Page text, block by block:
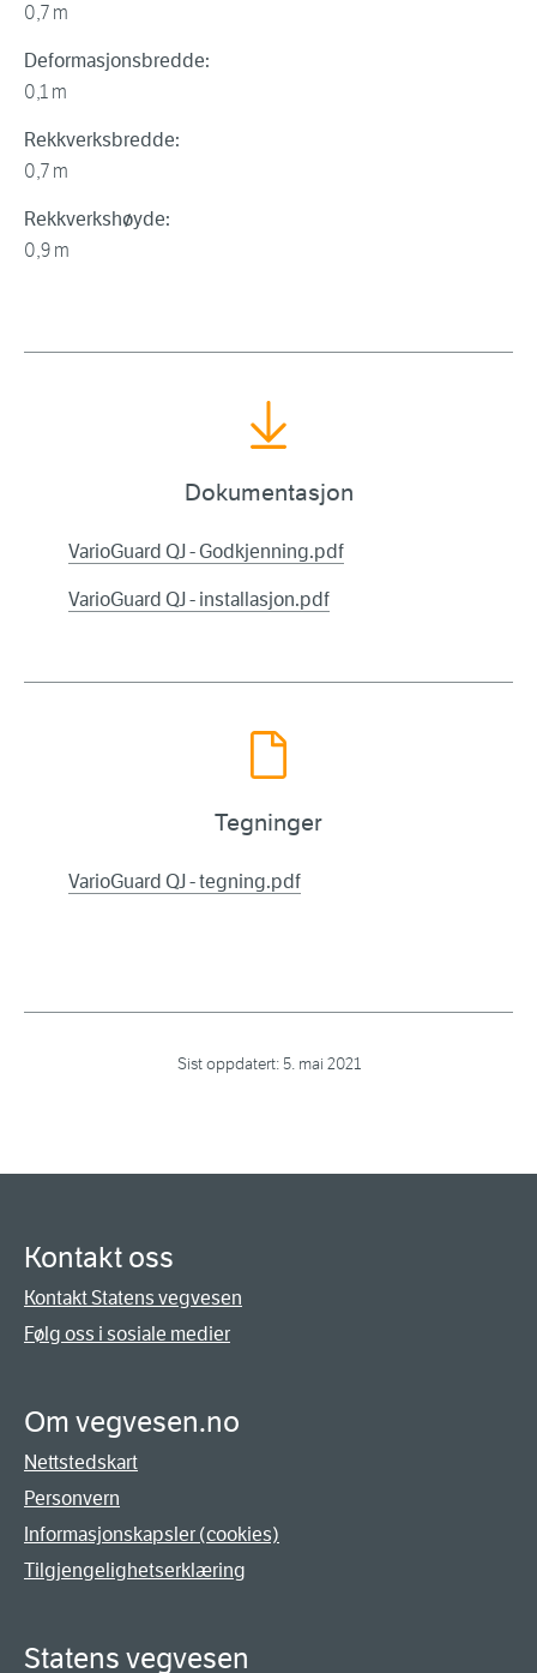
0,7 m
Deformasjonsbredde:
0,1 m
Rekkverksbredde:
0,7 m
Rekkverkshøyde:
0,9 m
Dokumentasjon
VarioGuard QJ - Godkjenning.pdf
VarioGuard QJ - installasjon.pdf
Tegninger
VarioGuard QJ - tegning.pdf
Sist oppdatert:5. mai 2021
Kontakt oss
Kontakt Statens vegvesen
Følg oss i sosiale medier
Om vegvesen.no
Nettstedskart
Personvern
Informasjonskapsler (cookies)
Tilgjengelighetserklæring
Statens vegvesen